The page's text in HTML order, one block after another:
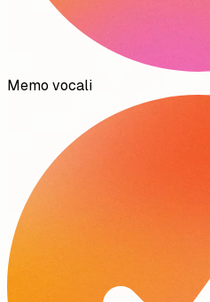
Memo vocali